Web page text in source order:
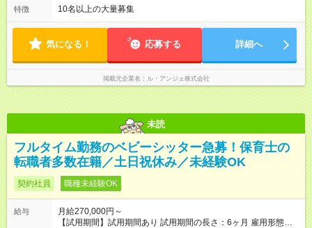
特徴 10名以上の大量募集
気になる！ 応募する 詳細へ
掲載元企業名 ル・アンジェ株式会社
未読
フルタイム勤務のベビーシッター急募！保育士の
転職者多数在籍／土日祝休み／未経験OK
契約社員 職種未経験OK
給与
月給270,000円～
【試用期間】試用期間あり 試用期間の長さ：6ヶ月 雇用形態、